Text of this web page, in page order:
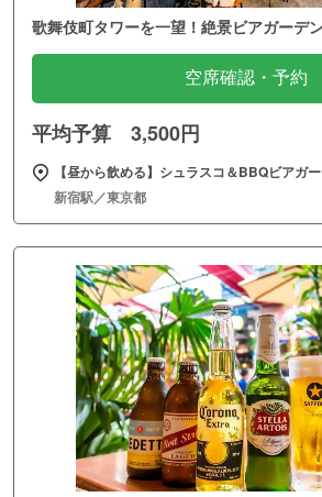
歌舞伎町タワーを一望！絶景ビアガーデ
空席確認・予約
平均予算 3,500円
【昼から飲める】シュラスコ＆BBQビアガ
新宿駅／東京都